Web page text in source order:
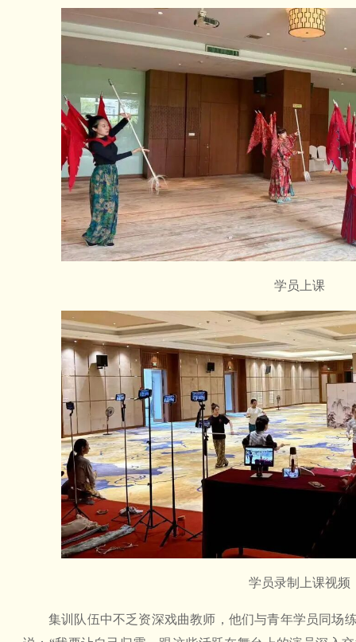
学员上课
学员录制上课视频
集训队伍中不乏资深戏曲教师，他们与青年学员同场